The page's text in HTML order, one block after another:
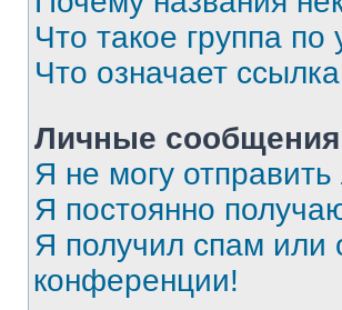
Что такое группа
Что означает
Личные сообщения
Я не могу
Я постоянно
Я получил спам или
конференции!